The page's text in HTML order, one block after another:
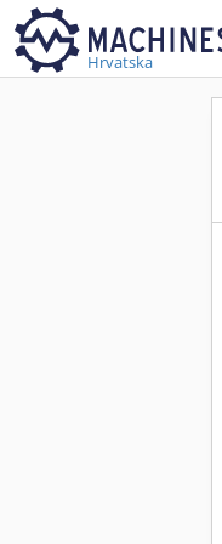
Hrvatska